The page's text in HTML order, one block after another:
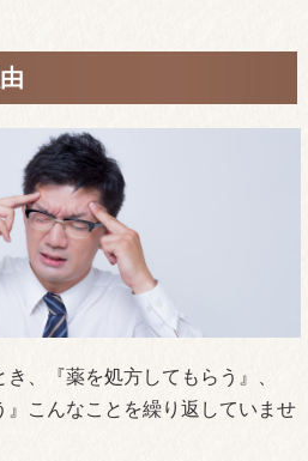
、『薬を処方してもらう』、
』こんなことを繰り返していませ